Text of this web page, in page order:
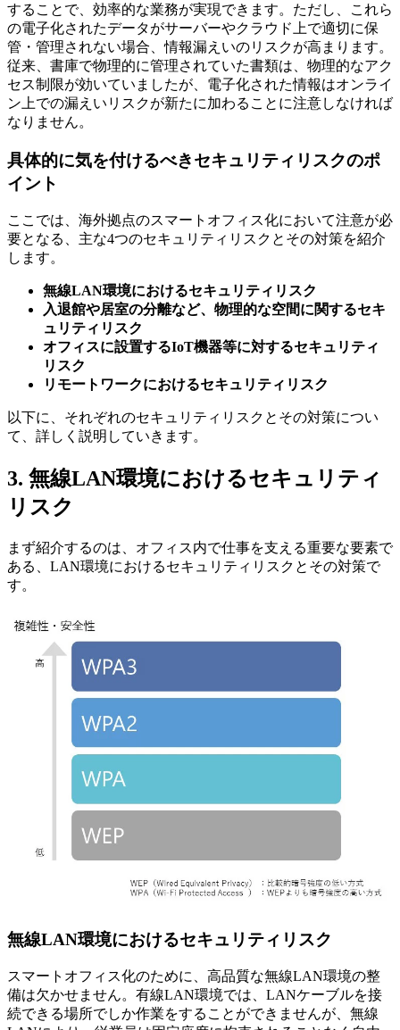
することで、効率的な業務が実現できます。ただし、これら
の電子化されたデータがサーバーやクラウド上で適切に保
管・管理されない場合、情報漏えいのリスクが高まります。
従来、書庫で物理的に管理されていた書類は、物理的なアク
セス制限が効いていましたが、電子化された情報はオンライ
ン上での漏えいリスクが新たに加わることに注意しなければ
なりません。
具体的に気を付けるべきセキュリティリスクのポ
イント
ここでは、海外拠点のスマートオフィス化において注意が必
要となる、主な4つのセキュリティリスクとその対策を紹介
します。
無線LAN環境におけるセキュリティリスク
入退館や居室の分離など、物理的な空間に関するセキ
ュリティリスク
オフィスに設置するIoT機器等に対するセキュリティ
リスク
リモートワークにおけるセキュリティリスク
以下に、それぞれのセキュリティリスクとその対策につい
て、詳しく説明していきます。
3. 無線LAN環境におけるセキュリティ
リスク
まず紹介するのは、オフィス内で仕事を支える重要な要素で
ある、LAN環境におけるセキュリティリスクとその対策で
す。
無線LAN環境におけるセキュリティリスク
スマートオフィス化のために、高品質な無線LAN環境の整
備は欠かせません。有線LAN環境では、LANケーブルを接
続できる場所でしか作業をすることができませんが、無線